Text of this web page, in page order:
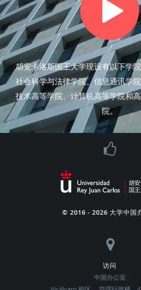
胡安卡洛斯国王大学现设有以下学
社会科学与法律学院、信息通讯学
技术高等学院、计算机高等学院和
院。
© 2016 - 2026 大学中国
访问
中国办公室